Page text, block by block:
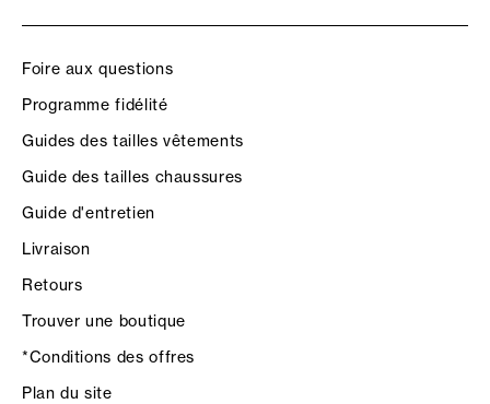
Foire aux questions
Programme fidélité
Guides des tailles vêtements
Guide des tailles chaussures
Guide d'entretien
Livraison
Retours
Trouver une boutique
*Conditions des offres
Plan du site